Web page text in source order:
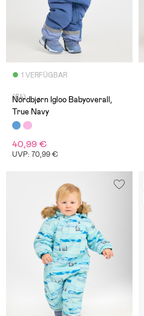
1 VERFÜGBAR
(64)
Nordbjørn Igloo Babyoverall,
True Navy
40,99 €
UVP: 70,99 €